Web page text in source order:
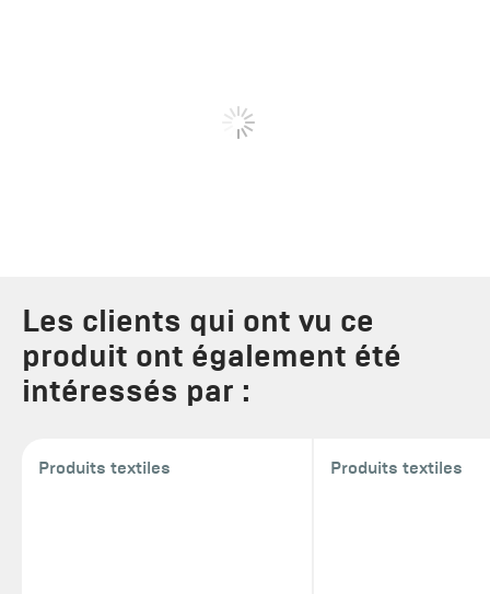
Les clients qui ont vu ce
produit ont également été
intéressés par :
Produits textiles Produits textiles